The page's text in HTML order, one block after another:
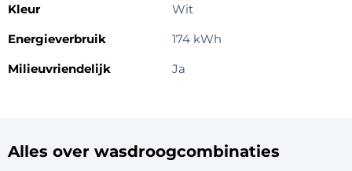
Kleur
Wit
Energieverbruik
174 kWh
Milieuvriendelijk
Ja
Alles over wasdroogcombinaties